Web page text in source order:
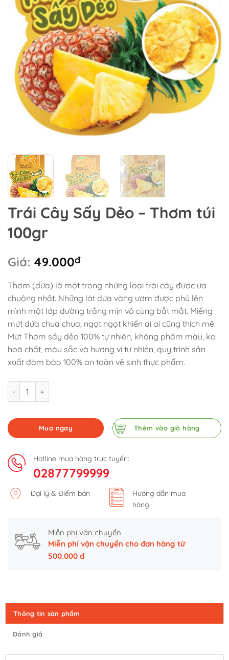
Trái Cây Sấy Dẻo – Thơm túi
100gr
Giá: 49.000đ
Thơm (dứa) là một trong những loại trái cây được ưa
chuộng nhất. Những lát dứa vàng ươm được phủ lên
mình một lớp đường trắng mịn vô cùng bắt mắt. Miếng
mứt dứa chua chua, ngọt ngọt khiến ai ai cũng thích mê.
Mứt Thơm sấy dẻo 100% tự nhiên, không phẩm màu, ko
hoá chất, màu sắc và hương vị tự nhiên, quy trình sản
xuất đảm bảo 100% an toàn vệ sinh thực phẩm.
Thêm vào giỏ hàng
Mua ngay
Hotline mua hàng trực tuyến:
02877799999
Đại lý & Điểm bán
Hướng dẫn mua
hàng
Miễn phí vận chuyển
Miễn phí vận chuyển cho đơn hàng từ
500.000 đ
Thông tin sản phẩm
Đánh giá